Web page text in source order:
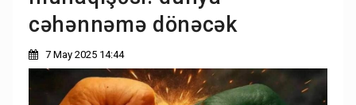
cəhənnəmə dönəcək
7 May 2025 14:44